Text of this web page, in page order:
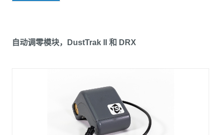
自动调零模块，DustTrak II 和 DRX